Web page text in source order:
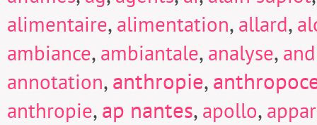
alimentaire, alimentation, allard,
ambiance, ambiantale, analyse,
annotation,anthropie,
anthropie,ap nantes, apollo,